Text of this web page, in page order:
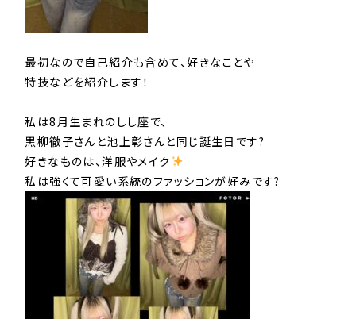
最初なので自己紹介も含めて、好きなことや
特技などを紹介します！
私は8月生まれのしし座で、
黒柳徹子さんと池上彰さんと同じ誕生日です?
好きなものは、洋服やメイク
私は強くて可愛い系統のファッションが好みです?